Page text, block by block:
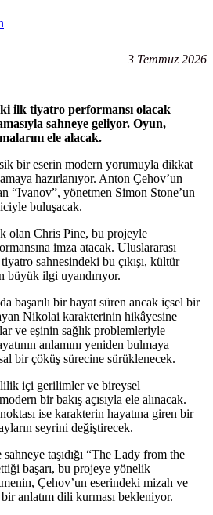
3 Temmuz 2026
ilk tiyatro performansı olacak
sahneye geliyor. Oyun,
ele alacak.
bir eserin modern yorumuyla dikkat
hazırlanıyor. Anton Çehov’un
“Ivanov”, yönetmen Simon Stone’un
buluşacak.
olan Chris Pine, bu projeyle
imza atacak. Uluslararası
sahnesindeki bu çıkışı, kültür
büyük ilgi uyandırıyor.
başarılı bir hayat süren ancak içsel bir
Nikolai karakterinin hikâyesine
ve eşinin sağlık problemleriyle
anlamını yeniden bulmaya
bir çöküş sürecine sürüklenecek.
içi gerilimler ve bireysel
bir bakış açısıyla ele alınacak.
ise karakterin hayatına giren bir
seyrini değiştirecek.
taşıdığı “The Lady from the
başarı, bu projeye yönelik
Çehov’un eserindeki mizah ve
anlatım dili kurması bekleniyor.